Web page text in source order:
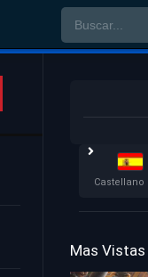
Castellano
Mas Vistas